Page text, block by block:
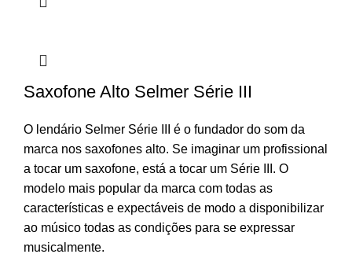
Saxofone Alto Selmer Série III
O lendário Selmer Série III é o fundador do som da
marca nos saxofones alto. Se imaginar um profissional
a tocar um saxofone, está a tocar um Série III. O
modelo mais popular da marca com todas as
características e expectáveis de modo a disponibilizar
ao músico todas as condições para se expressar
musicalmente.